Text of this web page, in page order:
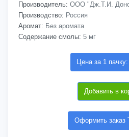
Производитель: ООО "Дж.Т.И.
Производство: Россия
Аромат: Без аромата
Содержание смолы: 5 мг
Цена за 1
Добавить в
Оформить заказ